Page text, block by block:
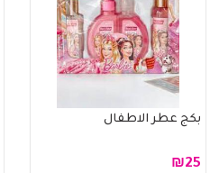
بكج عطر الاطفال
₪25